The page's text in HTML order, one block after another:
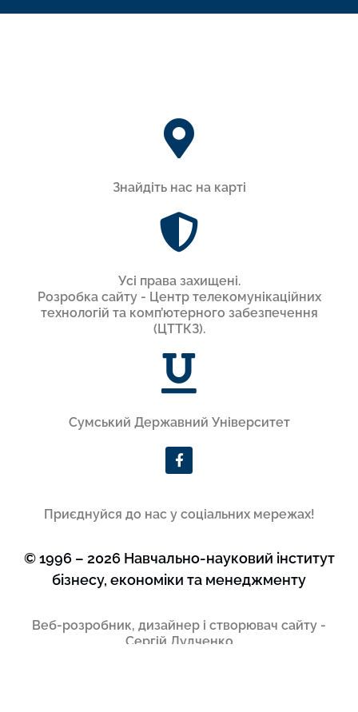
Знайдіть нас на карті
Усi права захищенi.
Розробка сайту - Центр телекомунікаційних
технологій та комп’ютерного забезпечення
(ЦТТКЗ).
Сумський Державний Університет
Приєднуйся до нас у соціальних мережах!
© 1996 – 2026 Навчально-науковий інститут
бізнесу, економіки та менеджменту
Веб-розробник, дизайнер і створювач сайту -
Сергій Дудченко